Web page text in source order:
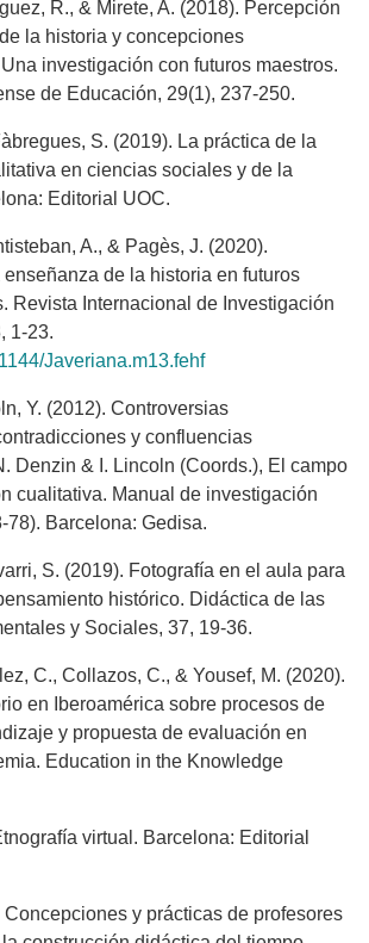
R., & Mirete, A. (2018). Percepción
la historia y concepciones
investigación con futuros maestros.
de Educación, 29(1), 237-250.
S. (2019). La práctica de la
en ciencias sociales y de la
Editorial UOC.
A., & Pagès, J. (2020).
de la historia en futuros
Revista Internacional de Investigación
1-23.
Javeriana.m13.fehf
Y. (2012). Controversias
y confluencias
Denzin & I. Lincoln (Coords.), El campo
cualitativa. Manual de investigación
78). Barcelona: Gedisa.
S. (2019). Fotografía en el aula para
histórico. Didáctica de las
y Sociales, 37, 19-36.
C., Collazos, C., & Yousef, M. (2020).
en Iberoamérica sobre procesos de
y propuesta de evaluación en
Education in the Knowledge
virtual. Barcelona: Editorial
Concepciones y prácticas de profesores